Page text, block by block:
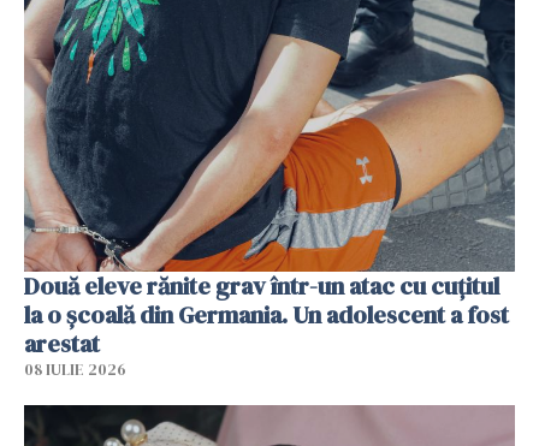
Două eleve rănite grav într-un atac cu cuțitul
la o școală din Germania. Un adolescent a fost
arestat
08 IULIE 2026